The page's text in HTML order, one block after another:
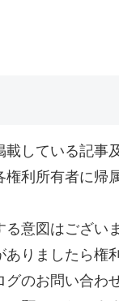
載している記事
権利所有者に帰
る意図はござい
ありましたら権
グのお問い合わ